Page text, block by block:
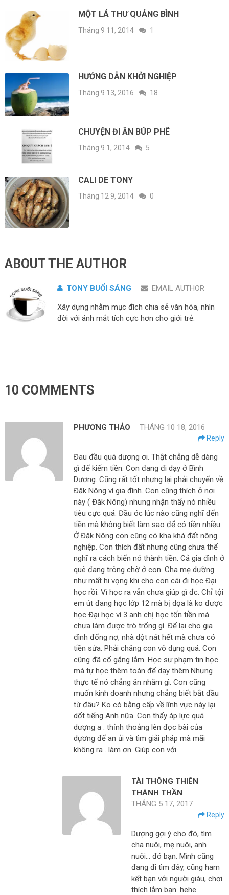
MỘT LÁ THƯ QUẢNG BÌNH
Tháng 9 11, 2014 1
HƯỚNG DẪN KHỞI NGHIỆP
Tháng 9 13, 2016 18
CHUYỆN ĐI ĂN BÚP PHÊ
Tháng 9 1, 2014 5
CALI DE TONY
Tháng 12 9, 2014 0
ABOUT THE AUTHOR
TONY BUỔI SÁNG EMAIL AUTHOR
Xây dựng nhằm mục đích chia sẻ văn hóa, nhìn
đời với ánh mắt tích cực hơn cho giới trẻ.
10 COMMENTS
PHƯƠNG THẢO THÁNG 10 18, 2016
Reply
Đau đầu quá dượng ơi. Thật chẳng dễ dàng
gì để kiếm tiền. Con đang đi dạy ở Bình
Dương. Cũng rất tốt nhưng lại phải chuyển về
Đăk Nông vì gia đình. Con cũng thích ở nơi
này ( Đăk Nông) nhưng nhận thấy nó nhiều
tiêu cực quá. Đầu óc lúc nào cũng nghĩ đến
tiền mà không biết làm sao để có tiền nhiều.
Ở Đăk Nông con cũng có kha khá đất nông
nghiệp. Con thích đất nhưng cũng chưa thể
nghĩ ra cách biến nó thành tiền. Cả gia đình ở
quê đang trông chờ ở con. Cha mẹ dường
như mất hi vọng khi cho con cái đi học Đại
học rồi. Vì học ra vẫn chưa giúp gì đc. Chỉ tội
em út đang học lớp 12 mà bị dọa là ko được
học Đại học vì 3 anh chị học tốn tiền mà
chưa làm được trò trống gì. Để lại cho gia
đình đống nợ, nhà dột nát hết mà chưa có
tiền sửa. Phải chăng con vô dụng quá. Con
cũng đã cố gắng lắm. Học sư phạm tin học
mà tự học thêm toán để dạy thêm.Nhưng
thực tế nó chẳng ăn nhằm gì. Con cũng
muốn kinh doanh nhưng chẳng biết bắt đầu
từ đâu? Ko có bằng cấp về lĩnh vực này lại
dốt tiếng Anh nữa. Con thấy áp lực quá
dượng a . thỉnh thoảng lên đọc bài của
dựơng để an ủi và tìm giải pháp mà mãi
không ra . làm ơn. Giúp con với.
TÀI THÔNG THIÊN
THÁNH THẦN
THÁNG 5 17, 2017
Reply
Dượng gợi ý cho đó, tìm
cha nuôi, mẹ nuôi, anh
nuôi… đó bạn. Mình cũng
đang đi tìm đây, cũng ham
kết bạn với người giàu, chơi
thích lắm bạn. hehe